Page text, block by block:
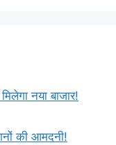
नया बाजार!
की आमदनी!